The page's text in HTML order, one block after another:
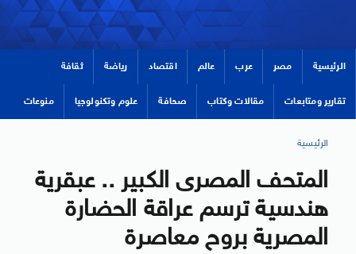
الرئيسية مصر عرب عالم اقتصاد رياضة ثقافة
تقارير ومتابعات مقالات وكتاب صحافة علوم وتكنولوجيا منوعات
الرئيسية
المتحف المصرى الكبير .. عبقرية
هندسية ترسم عراقة الحضارة
المصرية بروح معاصرة